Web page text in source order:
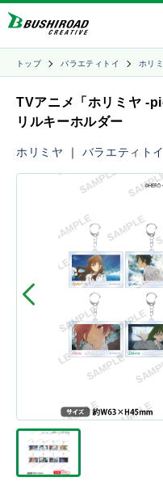
トップ バラエティトイ ホリ
TVアニメ「ホリミヤ -
リルキーホルダー
ホリミヤ ｜ バラエティトイ